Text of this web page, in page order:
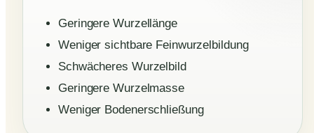
Geringere Wurzellänge
Weniger sichtbare Feinwurzelbildung
Schwächeres Wurzelbild
Geringere Wurzelmasse
Weniger Bodenerschließung